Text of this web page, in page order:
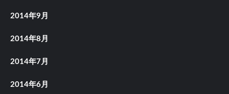
2014年9月
2014年8月
2014年7月
2014年6月